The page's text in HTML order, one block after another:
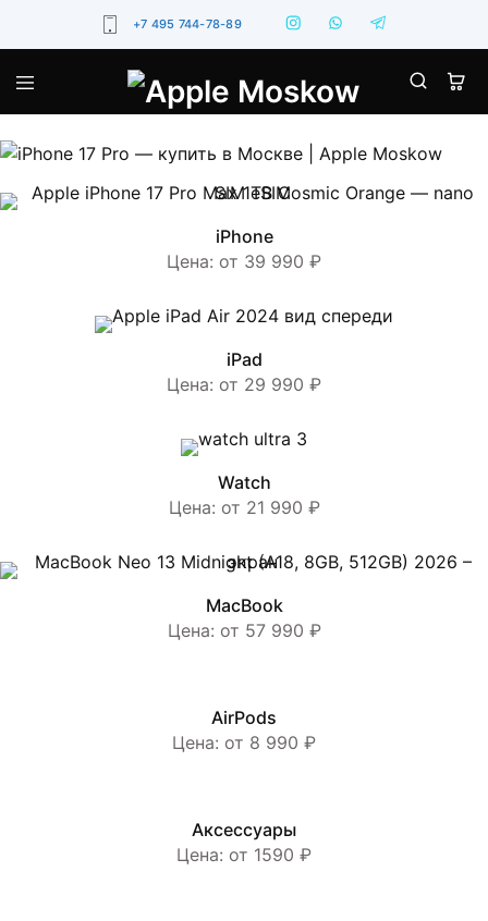
+7 495 744-78-89
iPhone
Цена: от 39 990 ₽
iPad
Цена: от 29 990 ₽
Watch
Цена: от 21 990 ₽
MacBook
Цена: от 57 990 ₽
AirPods
Цена: от 8 990 ₽
Аксессуары
Цена: от 1590 ₽